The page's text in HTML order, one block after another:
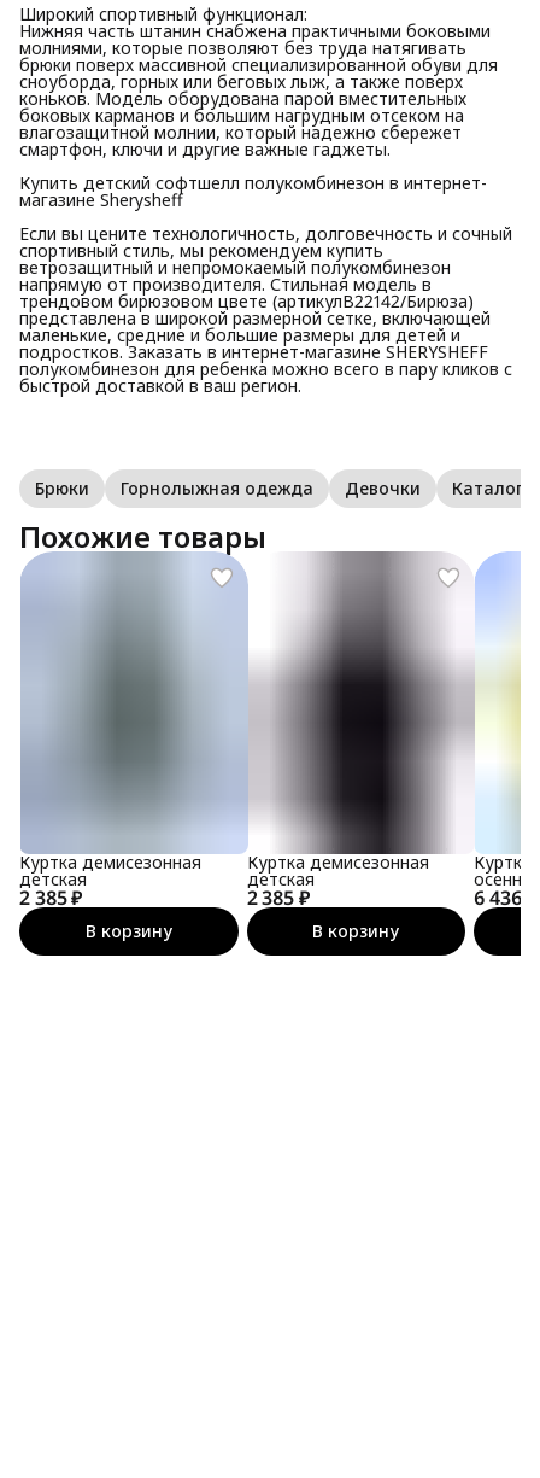
Широкий спортивный функционал:
Нижняя часть штанин снабжена практичными боковыми
молниями, которые позволяют без труда натягивать
брюки поверх массивной специализированной обуви для
сноуборда, горных или беговых лыж, а также поверх
коньков. Модель оборудована парой вместительных
боковых карманов и большим нагрудным отсеком на
влагозащитной молнии, который надежно сбережет
смартфон, ключи и другие важные гаджеты.
Купить детский софтшелл полукомбинезон в интернет-
магазине Sherysheff
Если вы цените технологичность, долговечность и сочный
спортивный стиль, мы рекомендуем купить
ветрозащитный и непромокаемый полукомбинезон
напрямую от производителя. Стильная модель в
трендовом бирюзовом цвете (артикулВ22142/Бирюза)
представлена в широкой размерной сетке, включающей
маленькие, средние и большие размеры для детей и
подростков. Заказать в интернет-магазине SHERYSHEFF
полукомбинезон для ребенка можно всего в пару кликов с
быстрой доставкой в ваш регион.
Брюки Горнолыжная одежда Девочки Каталог
Похожие товары
2 385 ₽
Куртка демисезонная
детская
В корзину
2 385 ₽
Куртка демисезонная
детская
В корзину
6 436 ₽
Куртка